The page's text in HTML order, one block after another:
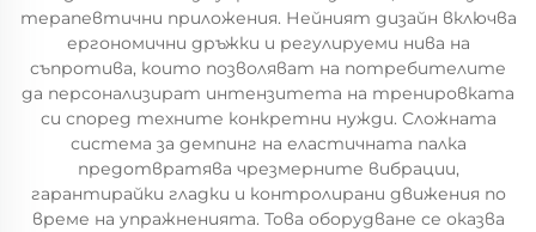
терапевтични приложения. Нейният дизайн включва
ергономични дръжки и регулируеми нива на
съпротива, които позволяват на потребителите
да персонализират интензитета на тренировката
си според техните конкретни нужди. Сложната
система за демпинг на еластичната палка
предотвратява чрезмерните вибрации,
гарантирайки гладки и контролирани движения по
време на упражненията. Това оборудване се оказва